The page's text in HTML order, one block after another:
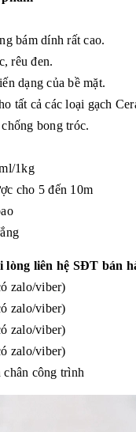
bám dính rất cao.
rêu đen.
dạng của bề mặt.
tất cả các loại gạch
bong tróc.
1kg
cho 5 đến 10m­
lòng liên hệ SĐT bán
zalo/viber)
zalo/viber)
zalo/viber)
zalo/viber)
công trình